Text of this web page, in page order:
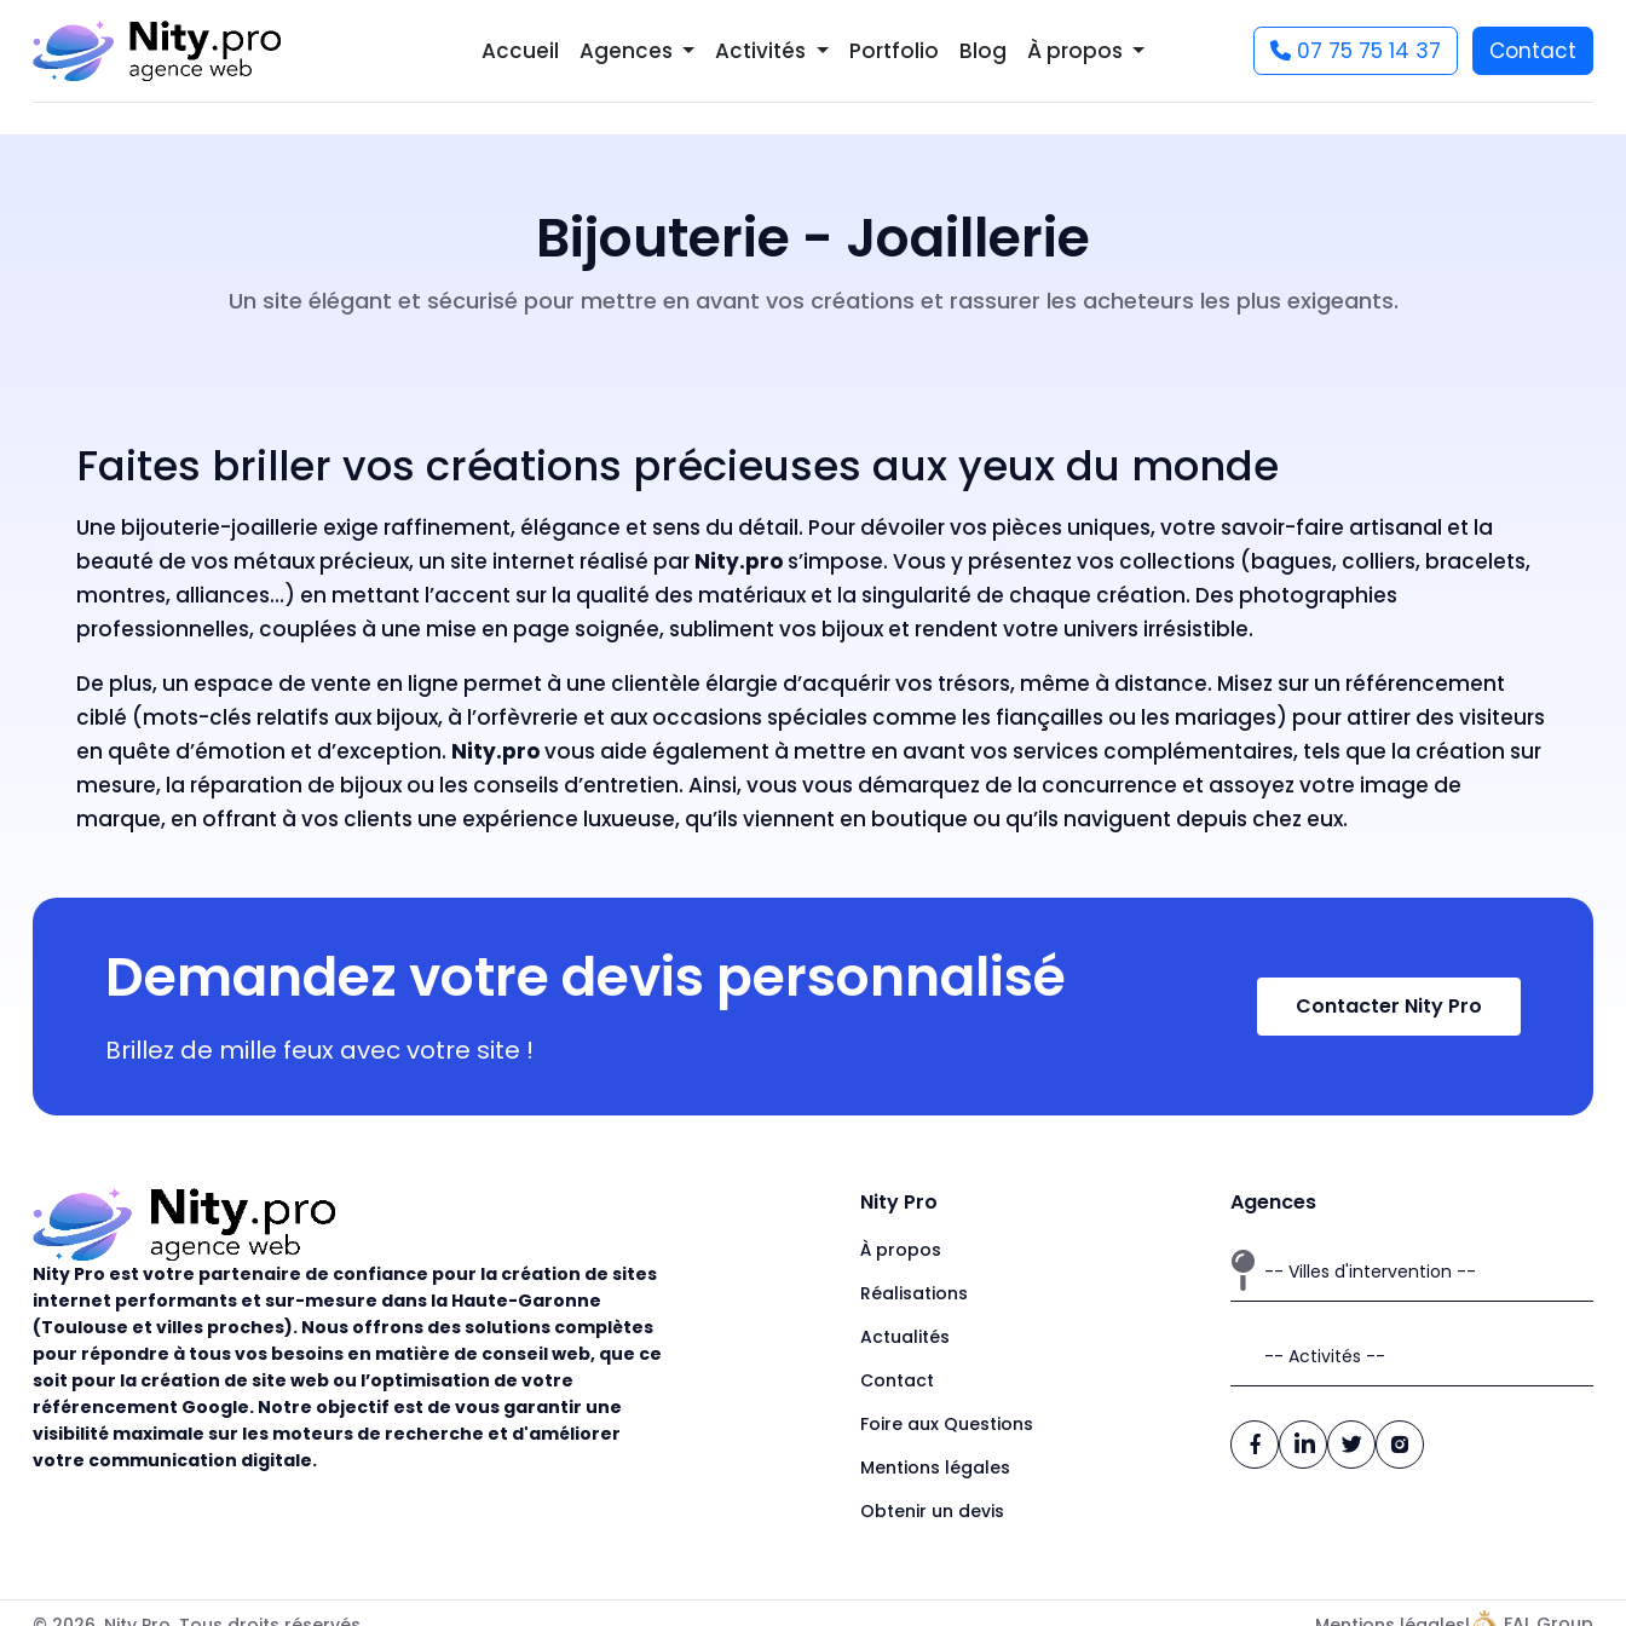
Accueil Agences Activités Portfolio Blog À propos 07 75 75 14 37 Contact
Bijouterie - Joaillerie
Un site élégant et sécurisé pour mettre en avant vos créations et rassurer les acheteurs les plus exigeants.
Faites briller vos créations précieuses aux yeux du monde
Une bijouterie-joaillerie exige raffinement, élégance et sens du détail. Pour dévoiler vos pièces uniques, votre savoir-faire artisanal et la
beauté de vos métaux précieux, un site internet réalisé par Nity.pro s’impose. Vous y présentez vos collections (bagues, colliers, bracelets,
montres, alliances…) en mettant l’accent sur la qualité des matériaux et la singularité de chaque création. Des photographies
professionnelles, couplées à une mise en page soignée, subliment vos bijoux et rendent votre univers irrésistible.
De plus, un espace de vente en ligne permet à une clientèle élargie d’acquérir vos trésors, même à distance. Misez sur un référencement
ciblé (mots-clés relatifs aux bijoux, à l’orfèvrerie et aux occasions spéciales comme les fiançailles ou les mariages) pour attirer des visiteurs
en quête d’émotion et d’exception. Nity.provous aide également à mettre en avant vos services complémentaires, tels que la création sur
mesure, la réparation de bijoux ou les conseils d’entretien. Ainsi, vous vous démarquez de la concurrence et assoyez votre image de
marque, en offrant à vos clients une expérience luxueuse, qu’ils viennent en boutique ou qu’ils naviguent depuis chez eux.
Demandez votre devis personnalisé
Brillez de mille feux avec votre site !
Contacter Nity Pro
Nity Pro est votre partenaire de confiance pour la création de sites
internet performants et sur-mesure dans la Haute-Garonne
(Toulouse et villes proches). Nous offrons des solutions complètes
pour répondre à tous vos besoins en matière de conseil web, que ce
soit pour la création de site web ou l’optimisation de votre
référencement Google. Notre objectif est de vous garantir une
visibilité maximale sur les moteurs de recherche et d'améliorer
votre communication digitale.
Nity Pro
À propos
Réalisations
Actualités
Contact
Foire aux Questions
Mentions légales
Obtenir un devis
Agences